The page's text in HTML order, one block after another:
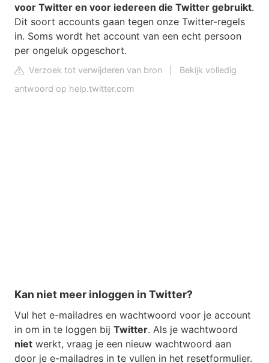
voor Twitter en voor iedereen die Twitter gebruikt.
Dit soort accounts gaan tegen onze Twitter-regels
in. Soms wordt het account van een echt persoon
per ongeluk opgeschort.
Verzoek tot verwijderen van bron
Bekijk volledig
antwoord op help.twitter.com
Kan niet meer inloggen in Twitter?
Vul het e-mailadres en wachtwoord voor je account
in om in te loggen bij Twitter. Als je wachtwoord
niet werkt, vraag je een nieuw wachtwoord aan
door je e-mailadres in te vullen in het resetformulier.